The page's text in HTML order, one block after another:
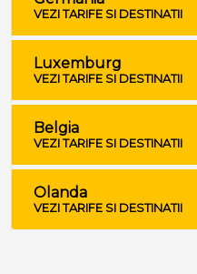
VEZI TARIFE SI DESTINATII
Luxemburg
VEZI TARIFE SI DESTINATII
Belgia
VEZI TARIFE SI DESTINATII
Olanda
VEZI TARIFE SI DESTINATII